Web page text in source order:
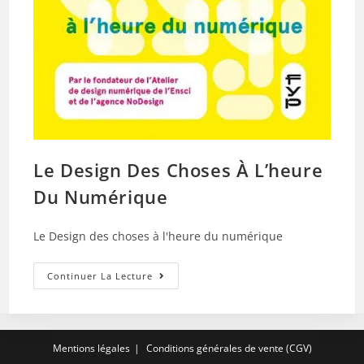
Le Design Des Choses À L’heure
Du Numérique
Le Design des choses à l'heure du numérique
Continuer La Lecture Le
Design
Choses
L’heure
Du
Numérique
Mentions légales Conditions générales de vente (CGV)